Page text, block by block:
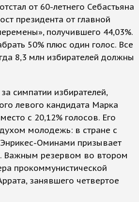
от 60-летнего Себастьяна
президента от главной
получившего 44,03%.
50% плюс один голос. Все
8,3 млн избирателей должны
симпатии избирателей,
левого кандидата Марка
с 20,12% голосов. Его
молодежь: в стране с
Оминами призывает
Важным резервом во втором
прокоммунистической
занявшего четвертое